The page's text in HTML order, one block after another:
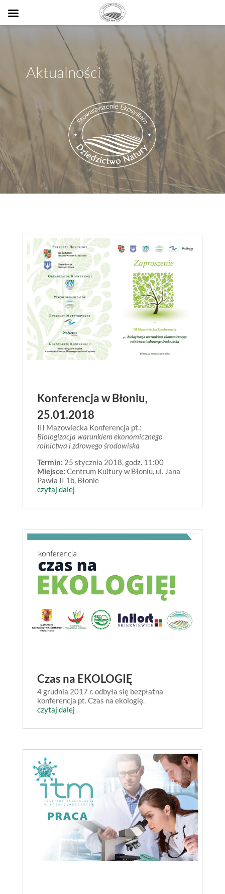
Aktualności
Konferencja w Błoniu,
25.01.2018
III Mazowiecka Konferencja pt.:
Biologizacja warunkiem ekonomicznego
rolnictwa i zdrowego środowiska
Termin: 25 stycznia 2018, godz. 11:00
Miejsce: Centrum Kultury w Błoniu, ul. Jana
Pawła II 1b, Błonie
czytaj dalej
Czas na EKOLOGIĘ
4 grudnia 2017 r. odbyła się bezpłatna
konferencja pt. Czas na ekologię.
czytaj dalej